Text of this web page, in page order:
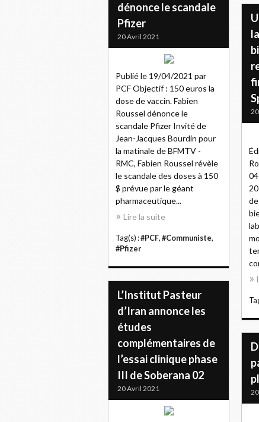
dénonce le scandale
Pfizer
20 Avril 2021
Publié le 19/04/2021 par
PCF Objectif : 150 euros la
dose de vaccin. Fabien
Roussel dénonce le
scandale Pfizer Invité de
Jean-Jacques Bourdin pour
la matinale de BFMTV -
RMC, Fabien Roussel révèle
le scandale des doses à 150
$ prévue par le géant
pharmaceutique...
Lire la suite
Tag(s) :#PCF, #Communiste,
#Pfizer
L’Institut Pasteur
d’Iran annonce les
études
complémentaires de
l’essai clinique phase
III de Soberana 02
20 Avril 2021